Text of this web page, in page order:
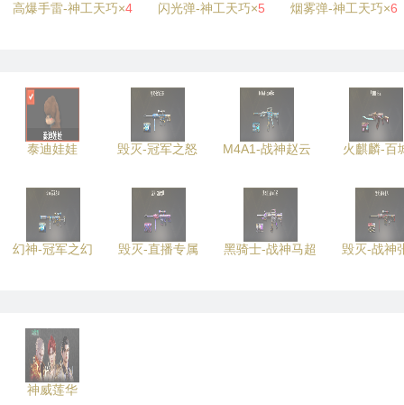
高爆手雷-神工天巧×4 闪光弹-神工天巧×5 烟雾弹-神工天巧×6
泰迪娃娃 毁灭-冠军之怒 M4A1-战神赵云 火麒麟-百
幻神-冠军之幻 毁灭-直播专属 黑骑士-战神马超 毁灭-战神
神威莲华